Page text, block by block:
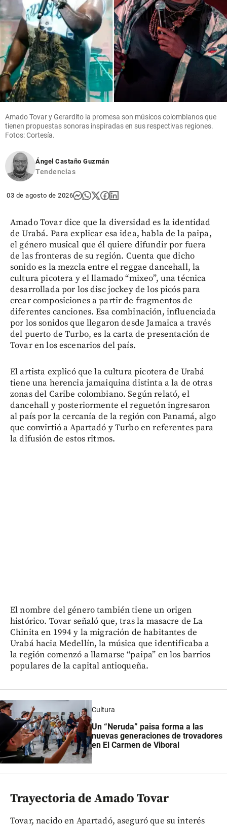
Amado Tovar y Gerardito la promesa son músicos colombianos que
tienen propuestas sonoras inspiradas en sus respectivas regiones.
Fotos: Cortesía.
Ángel Castaño Guzmán
Tendencias
03 de agosto de 2026
Amado Tovar dice que la diversidad es la identidad
de Urabá. Para explicar esa idea, habla de la paipa,
el género musical que él quiere difundir por fuera
de las fronteras de su región. Cuenta que dicho
sonido es la mezcla entre el reggae dancehall, la
cultura picotera y el llamado “mixeo”, una técnica
desarrollada por los disc jockey de los picós para
crear composiciones a partir de fragmentos de
diferentes canciones. Esa combinación, influenciada
por los sonidos que llegaron desde Jamaica a través
del puerto de Turbo, es la carta de presentación de
Tovar en los escenarios del país.
El artista explicó que la cultura picotera de Urabá
tiene una herencia jamaiquina distinta a la de otras
zonas del Caribe colombiano. Según relató, el
dancehall y posteriormente el reguetón ingresaron
al país por la cercanía de la región con Panamá, algo
que convirtió a Apartadó y Turbo en referentes para
la difusión de estos ritmos.
El nombre del género también tiene un origen
histórico. Tovar señaló que, tras la masacre de La
Chinita en 1994 y la migración de habitantes de
Urabá hacia Medellín, la música que identificaba a
la región comenzó a llamarse “paipa” en los barrios
populares de la capital antioqueña.
Cultura
Un “Neruda” paisa forma a las
nuevas generaciones de trovadores
en El Carmen de Viboral
Trayectoria de Amado Tovar
Tovar, nacido en Apartadó, aseguró que su interés